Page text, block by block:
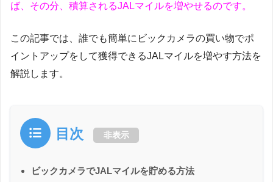
ば、その分、積算されるJALマイルを増やせるのです。
この記事では、誰でも簡単にビックカメラの買い物でポ
イントアップをして獲得できるJALマイルを増やす方法を
解説します。
目次 非表示
ビックカメラでJALマイルを貯める方法